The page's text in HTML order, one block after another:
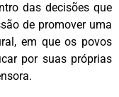
das decisões que
de promover uma
em que os povos
por suas próprias